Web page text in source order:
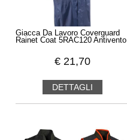
Giacca Da Lavoro Coverguard
Rainet Coat 5RAC120 Antivento
€ 21,70
DETTAGLI